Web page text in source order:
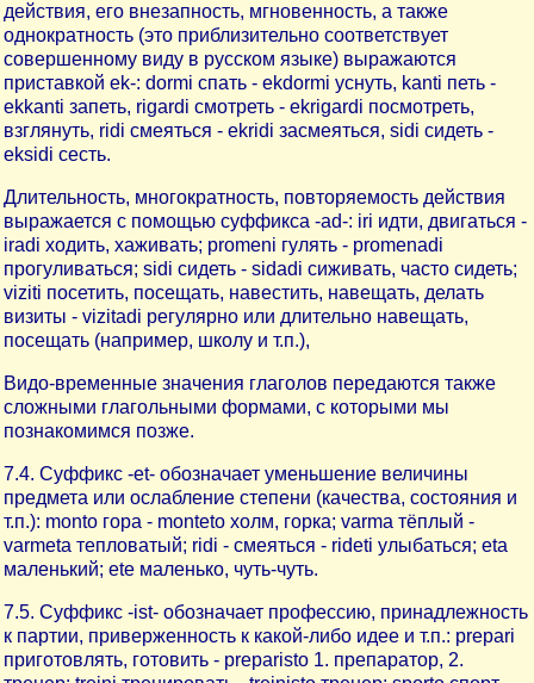
действия, его внезапность, мгновенность, а также
однократность (это приблизительно соответствует
совершенному виду в русском языке) выражаются
приставкой ek-: dormi спать - ekdormi уснуть, kanti петь -
ekkanti запеть, rigardi смотреть - ekrigardi посмотреть,
взглянуть, ridi смеяться - ekridi засмеяться, sidi сидеть -
eksidi сесть.
Длительность, многократность, повторяемость действия
выражается с помощью суффикса -ad-: iri идти, двигаться -
iradi ходить, хаживать; promeni гулять - promenadi
прогуливаться; sidi сидеть - sidadi сиживать, часто сидеть;
viziti посетить, посещать, навестить, навещать, делать
визиты - vizitadi регулярно или длительно навещать,
посещать (например, школу и т.п.),
Видо-временные значения глаголов передаются также
сложными глагольными формами, с которыми мы
познакомимся позже.
7.4. Суффикс -et- обозначает уменьшение величины
предмета или ослабление степени (качества, состояния и
т.п.): monto гора - monteto холм, горка; varma тёплый -
varmeta тепловатый; ridi - смеяться - rideti улыбаться; eta
маленький; ete маленько, чуть-чуть.
7.5. Суффикс -ist- обозначает профессию, принадлежность
к партии, приверженность к какой-либо идее и т.п.: prepari
приготовлять, готовить - preparisto 1. препаратор, 2.